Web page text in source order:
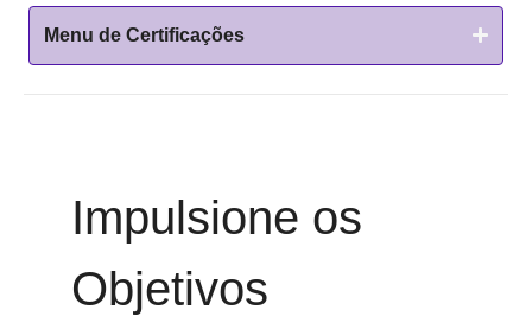
Menu de Certificações
Impulsione os
Objetivos